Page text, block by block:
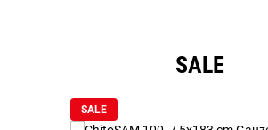
SALE
SALE